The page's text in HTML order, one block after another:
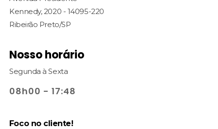
Kennedy, 2020 - 14095-220
Ribeirão Preto/SP
Nosso horário
Segunda à Sexta
08h00 - 17:48
Foco no cliente!